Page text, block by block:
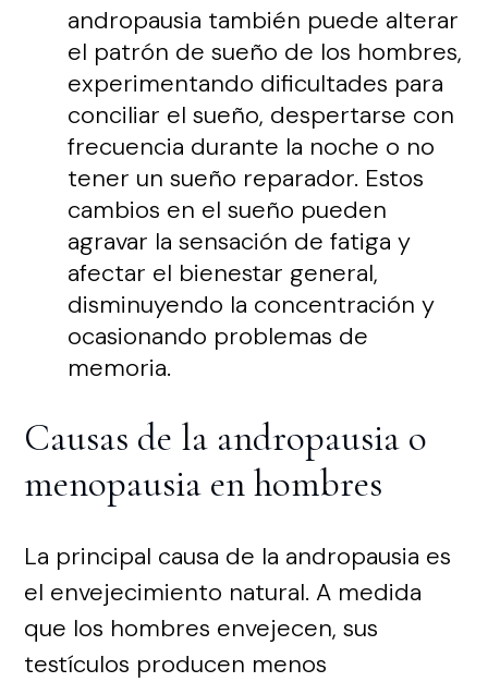
andropausia también puede alterar
el patrón de sueño de los hombres,
experimentando dificultades para
conciliar el sueño, despertarse con
frecuencia durante la noche o no
tener un sueño reparador. Estos
cambios en el sueño pueden
agravar la sensación de fatiga y
afectar el bienestar general,
disminuyendo la concentración y
ocasionando problemas de
memoria.
Causas de la andropausia o
menopausia en hombres
La principal causa de la andropausia es
el envejecimiento natural. A medida
que los hombres envejecen, sus
testículos producen menos